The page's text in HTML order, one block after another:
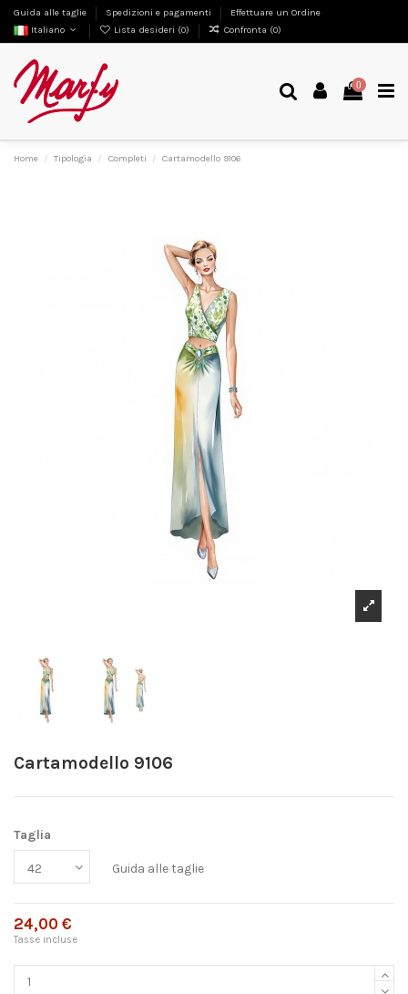
Guida alle taglie Spedizioni e pagamenti
Effettuare un Ordine
Italiano
Lista desideri (0) Confronta (0)
0
Home Tipologia Completi Cartamodello 9106
Cartamodello 9106
Taglia
Guida alle taglie
24,00 €
Tasse incluse